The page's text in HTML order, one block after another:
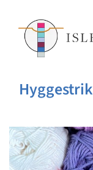
Hyggestrik